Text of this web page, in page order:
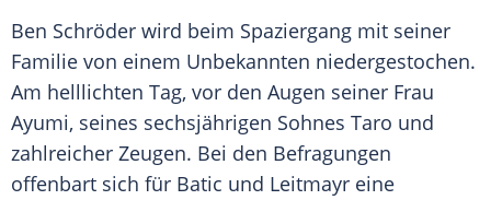
Ben Schröder wird beim Spaziergang mit seiner
Familie von einem Unbekannten niedergestochen.
Am helllichten Tag, vor den Augen seiner Frau
Ayumi, seines sechsjährigen Sohnes Taro und
zahlreicher Zeugen. Bei den Befragungen
offenbart sich für Batic und Leitmayr eine